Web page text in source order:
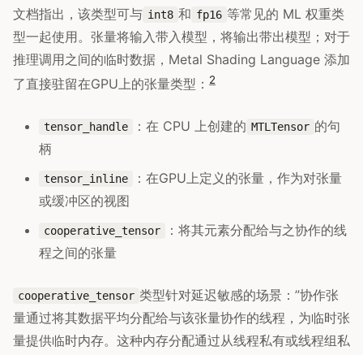
文档指出，该类型可与 int8 和 fp16 等常见的 ML 权重类
型一起使用。张量将输入带入模型，将输出带出模型；对于
推理调用之间的临时数据，Metal Shading Language 添加
了直接驻留在GPU上的张量类型： 2
tensor_handle ：在 CPU 上创建的 MTLTensor 的句
柄
tensor_inline
：在GPU上定义的张量，作为对张量
或缓冲区的视图
cooperative_tensor
：将其元素分配给与之协作的线
程之间的张量
cooperative_tensor 类型针对延迟敏感的场景：”协作张
量通过将其数据平均分配给与该张量协作的线程，为临时张
量提供临时内存。这种内存分配通过从线程私有或线程组私